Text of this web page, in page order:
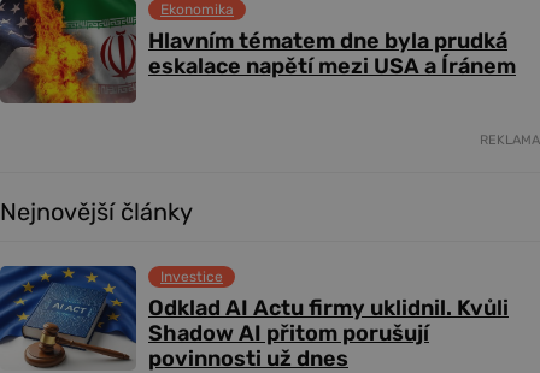
Hlavním tématem dne byla prudká
eskalace napětí mezi USA a Íránem
Ekonomika
REKLAMA
Nejnovější články
Odklad AI Actu firmy uklidnil. Kvůli
Shadow AI přitom porušují
povinnosti už dnes
Investice